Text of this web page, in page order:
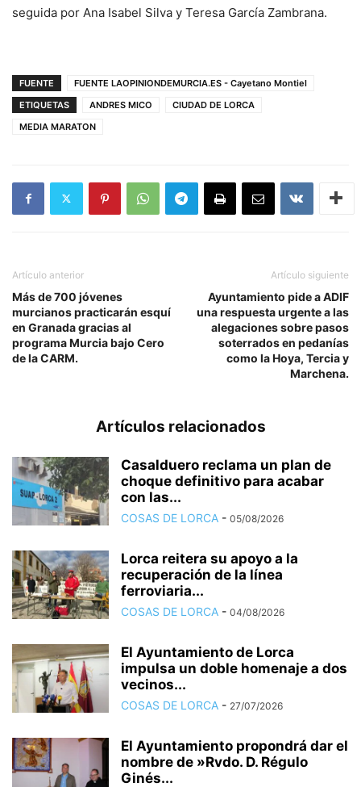
seguida por Ana Isabel Silva y Teresa García Zambrana.
FUENTE
FUENTE LAOPINIONDEMURCIA.ES - Cayetano Montiel
ETIQUETAS
ANDRES MICO
CIUDAD DE LORCA
MEDIA MARATON
Artículo anterior
Más de 700 jóvenes
murcianos practicarán esquí
en Granada gracias al
programa Murcia bajo Cero
de la CARM.
Artículo siguiente
Ayuntamiento pide a ADIF
una respuesta urgente a las
alegaciones sobre pasos
soterrados en pedanías
como la Hoya, Tercia y
Marchena.
Artículos relacionados
Casalduero reclama un plan de
choque definitivo para acabar
con las...
COSAS DE LORCA - 05/08/2026
Lorca reitera su apoyo a la
recuperación de la línea
ferroviaria...
COSAS DE LORCA - 04/08/2026
El Ayuntamiento de Lorca
impulsa un doble homenaje a dos
vecinos...
COSAS DE LORCA - 27/07/2026
El Ayuntamiento propondrá dar el
nombre de »Rvdo. D. Régulo
Ginés...